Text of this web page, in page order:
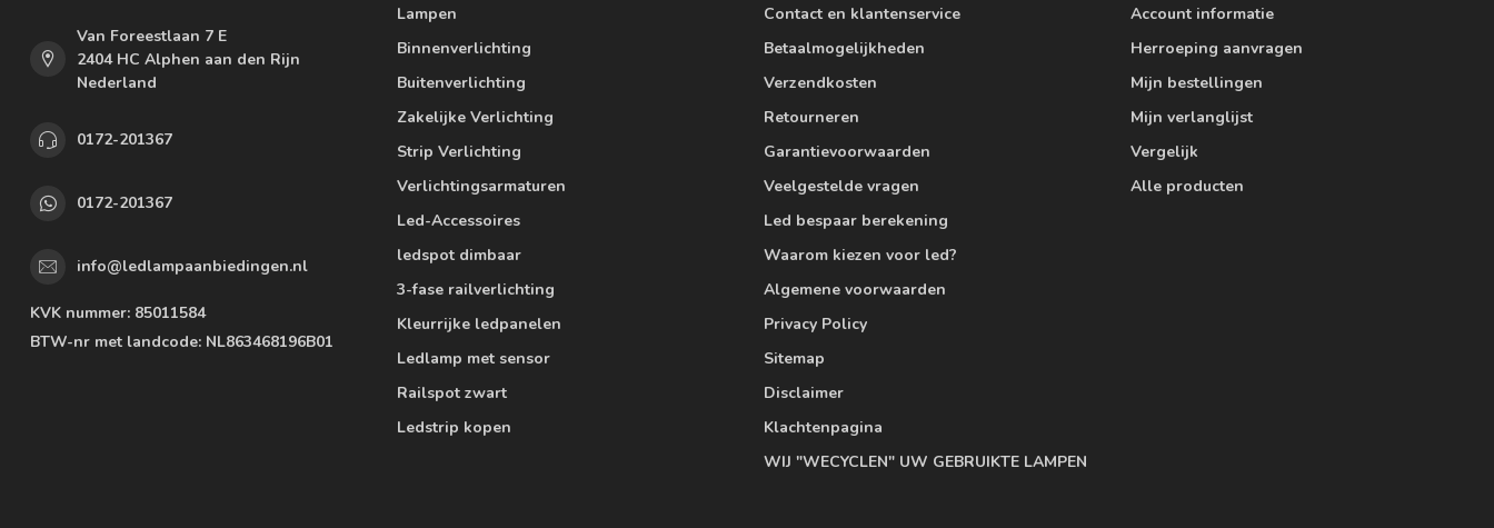
Van Foreestlaan 7 E
2404 HC Alphen aan den Rijn
Nederland
0172-201367
0172-201367
info@ledlampaanbiedingen.nl
KVK nummer: 85011584
BTW-nr met landcode: NL863468196B01
Lampen
Binnenverlichting
Buitenverlichting
Zakelijke Verlichting
Strip Verlichting
Verlichtingsarmaturen
Led-Accessoires
ledspot dimbaar
3-fase railverlichting
Kleurrijke ledpanelen
Ledlamp met sensor
Railspot zwart
Ledstrip kopen
Contact en klantenservice
Betaalmogelijkheden
Verzendkosten
Retourneren
Garantievoorwaarden
Veelgestelde vragen
Led bespaar berekening
Waarom kiezen voor led?
Algemene voorwaarden
Privacy Policy
Sitemap
Disclaimer
Klachtenpagina
WIJ "WECYCLEN" UW GEBRUIKTE LAMPEN
Account informatie
Herroeping aanvragen
Mijn bestellingen
Mijn verlanglijst
Vergelijk
Alle producten